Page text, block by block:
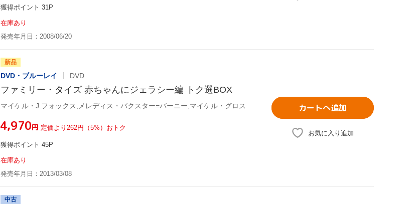
獲得ポイント 31P
在庫あり
発売年月日：2008/06/20
新品
DVD・ブルーレイ DVD
ファミリー・タイズ 赤ちゃんにジェラシー編 トク選BOX
マイケル・J.フォックス,メレディス・バクスター=バーニー,マイケル・グロス
¥4,970円 定価より262円（5%）おトク
獲得ポイント 45P
在庫あり
発売年月日：2013/03/08
カートへ追加
お気に入り追加
中古